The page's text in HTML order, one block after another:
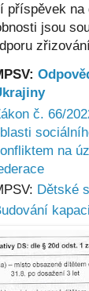
příspěvek
jsou
č. 66/
na
Dětské